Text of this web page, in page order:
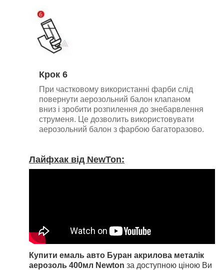
Крок 6
При частковому використанні фарби слід
повернути аерозольний балон клапаном
вниз і зробити розпилення до знебарвлення
струменя. Це дозволить використовувати
аерозольний балон з фарбою багаторазово.
Лайфхак від NewTon:
Купити емаль авто Буран акрилова металік
аерозоль 400мл Newton за доступною ціною Ви